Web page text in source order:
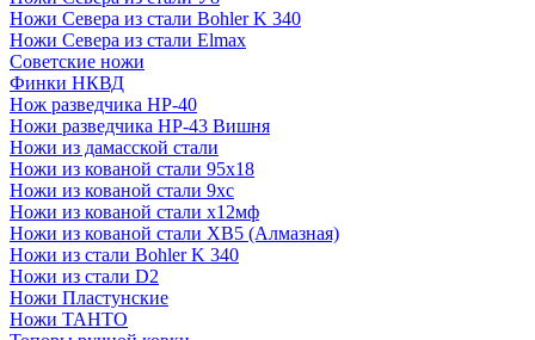
Ножи Севера из стали Bohler K 340
Ножи Севера из стали Elmax
Советские ножи
Финки НКВД
Нож разведчика НР-40
Ножи разведчика НР-43 Вишня
Ножи из дамасской стали
Ножи из кованой стали 95х18
Ножи из кованой стали 9хс
Ножи из кованой стали х12мф
Ножи из кованой стали ХВ5 (Алмазная)
Ножи из стали Bohler K 340
Ножи из стали D2
Ножи Пластунские
Ножи ТАНТО